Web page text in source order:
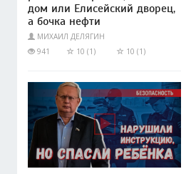
дом или Елисейский дворец,
а бочка нефти
МИХАИЛ ДЕЛЯГИН
941
10 (1) 10 (1)